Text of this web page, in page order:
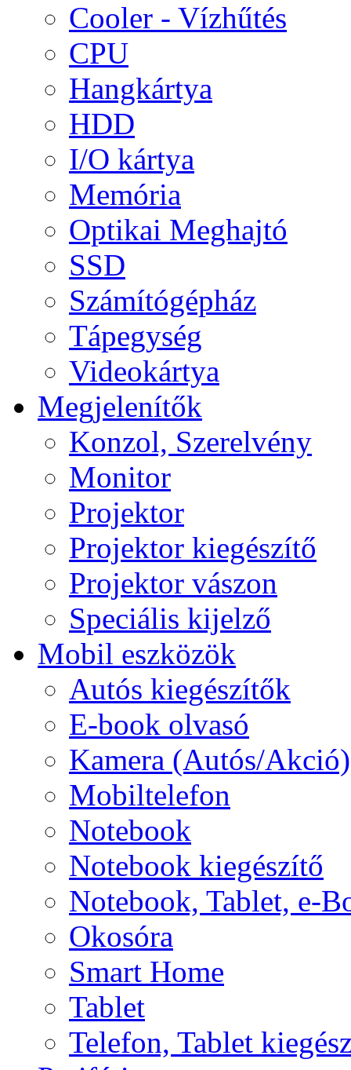
Cooler - Vízhűtés
CPU
Hangkártya
HDD
I/O kártya
Memória
Optikai Meghajtó
SSD
Számítógépház
Tápegység
Videokártya
Megjelenítők
Konzol, Szerelvény
Monitor
Projektor
Projektor kiegészítő
Projektor vászon
Speciális kijelző
Mobil eszközök
Autós kiegészítők
E-book olvasó
Kamera (Autós/Akció)
Mobiltelefon
Notebook
Notebook kiegészítő
Notebook, Tablet, e-
Okosóra
Smart Home
Tablet
Telefon, Tablet